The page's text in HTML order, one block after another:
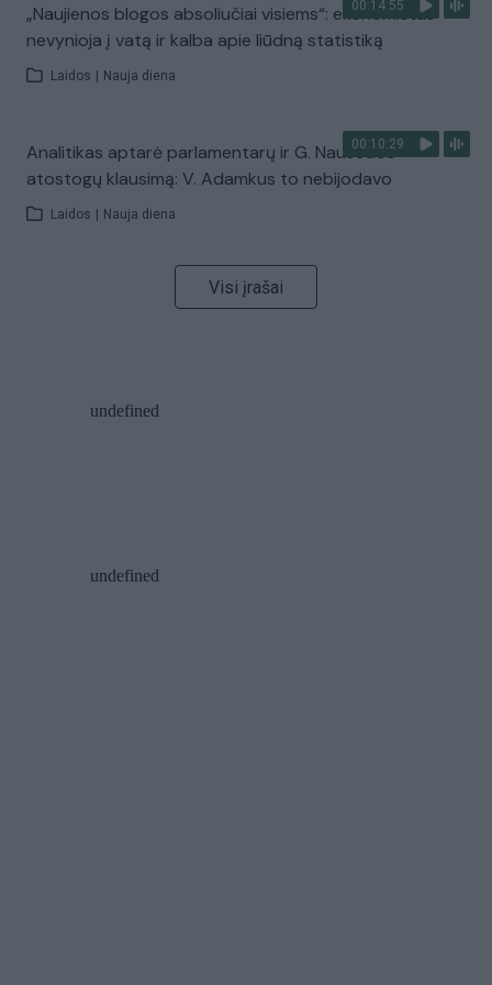
00:14:55
„Naujienos blogos absoliučiai visiems“: ekonomistas
nevynioja į vatą ir kalba apie liūdną statistiką
Laidos Nauja diena
00:10:29
Analitikas aptarė parlamentarų ir G. Nausėdos
atostogų klausimą: V. Adamkus to nebijodavo
Laidos Nauja diena
Visi įrašai